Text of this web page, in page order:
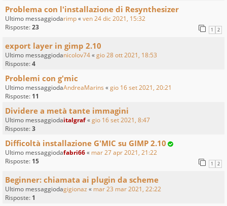
Problema con l'installazione di Resynthesizer
Ultimo messaggiodarimp«ven 24 dic 2021, 15:32
Risposte:23 1 2
export layer in gimp 2.10
Ultimo messaggiodanicolov74«gio 28 ott 2021, 18:53
Risposte:4
Problemi con g'mic
Ultimo messaggiodaAndreaMarins «gio 16 set 2021, 20:21
Risposte: 11
Dividere a metà tante immagini
Ultimo messaggiodaitalgraf«gio 16 set 2021, 8:47
Risposte:3
Difficoltà installazione G'MIC su GIMP 2.10
Ultimo messaggiodafabri66« mar 27 apr 2021, 21:22
Risposte: 15 1 2
Beginner: chiamata ai plugin da scheme
Ultimo messaggiodagigionaz « mar 23 mar 2021, 22:22
Risposte: 1